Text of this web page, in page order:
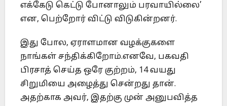
எக்கேடு கெட்டு போனாலும் பரவாயில்லை’
என, பெற்றோர் விட்டு விடுகின்றனர்.
இது போல, ஏராளமான வழக்குகளை
நாங்கள் சந்திக்கிறோம்.எனவே, பகவதி
பிரசாத் செய்த ஒரே குற்றம், 14 வயது
சிறுமியை அழைத்து சென்றது தான்.
அதற்காக அவர், இதற்கு முன் அனுபவித்த